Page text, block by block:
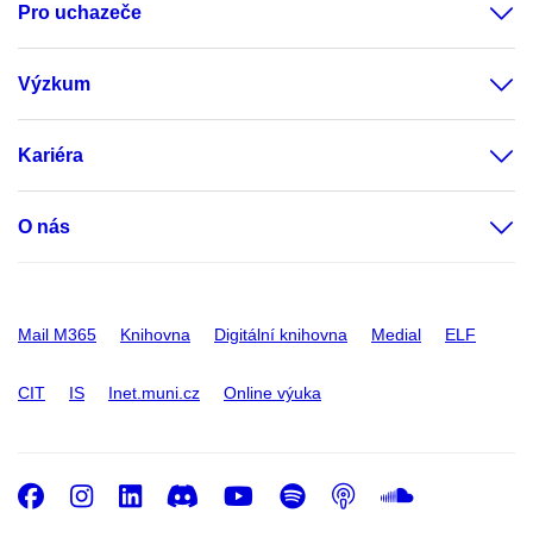
Pro uchazeče
Výzkum
Kariéra
O nás
Mail M365 Knihovna Digitální knihovna Medial ELF
CIT IS Inet.muni.cz Online výuka
Facebook
Instagram
LinkedIn
DiscordYoutube
Spotify
Podcast